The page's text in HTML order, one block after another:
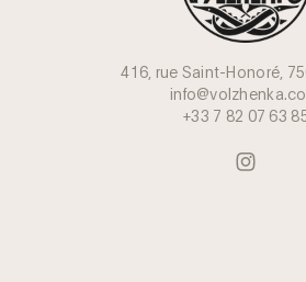
416, rue Saint-Honoré,
+33 7 82 07 63